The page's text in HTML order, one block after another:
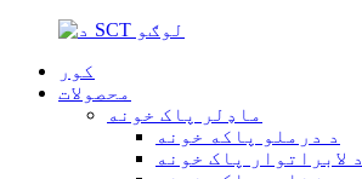
کور
محصولات
ماډلر پاک خونه
د درملو پاکه خونه
د لابراتوار پاک خونه